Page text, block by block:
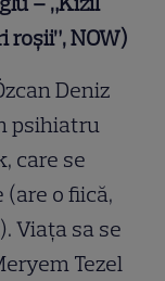
roșii”, NOW)
Deniz
psihiatru
care se
o fiică,
Viața sa se
Tezel